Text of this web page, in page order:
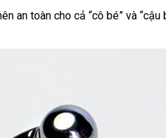
an toàn cho cả “cô bé” tổng
và “cậu